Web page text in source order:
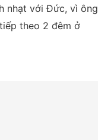
nhạt với Đức, vì ông
theo 2 đêm ở